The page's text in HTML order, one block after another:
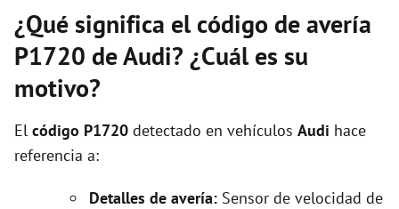
¿Qué significa el código de avería
P1720 de Audi? ¿Cuál es su
motivo?
El código P1720 detectado en vehículos Audi hace
referencia a:
Detalles de avería: Sensor de velocidad de